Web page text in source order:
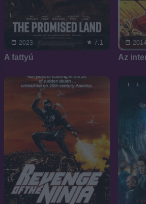
2023 7.1
A fattyú
2014
Az